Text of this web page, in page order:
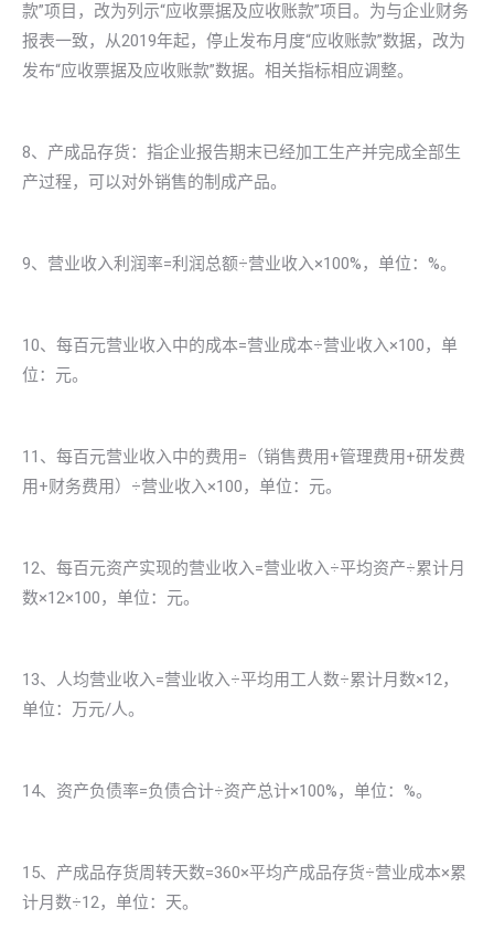
款”项目，改为列示“应收票据及应收账款”项目。为与企业财务
报表一致，从2019年起，停止发布月度“应收账款”数据，改为
发布“应收票据及应收账款”数据。相关指标相应调整。
8、产成品存货：指企业报告期末已经加工生产并完成全部生
产过程，可以对外销售的制成产品。
9、营业收入利润率=利润总额÷营业收入×100%，单位：%。
10、每百元营业收入中的成本=营业成本÷营业收入×100，单
位：元。
11、每百元营业收入中的费用=（销售费用+管理费用+研发费
用+财务费用）÷营业收入×100，单位：元。
12、每百元资产实现的营业收入=营业收入÷平均资产÷累计月
数×12×100，单位：元。
13、人均营业收入=营业收入÷平均用工人数÷累计月数×12，
单位：万元/人。
14、资产负债率=负债合计÷资产总计×100%，单位：%。
15、产成品存货周转天数=360×平均产成品存货÷营业成本×累
计月数÷12，单位：天。